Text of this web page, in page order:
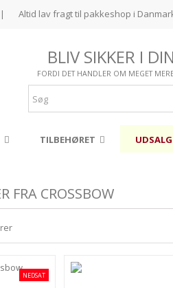
| Altid lav fragt til pakkeshop i
BLIV SIKKER I
FORDI DET HANDLER OM MEGET
TILBEHØRET UDSALG
FRA CROSSBOW
NEDSAT